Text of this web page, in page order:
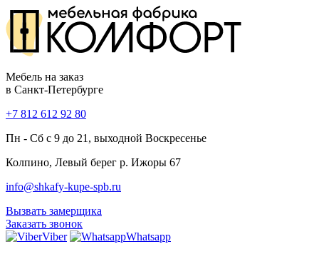
Мебель на заказ
в Санкт-Петербурге
+7 812 612 92 80
Пн - Сб с 9 до 21, выходной Воскресенье
Колпино, Левый берег р. Ижоры 67
info@shkafy-kupe-spb.ru
Вызвать замерщика
Заказать звонок
Viber
Whatsapp